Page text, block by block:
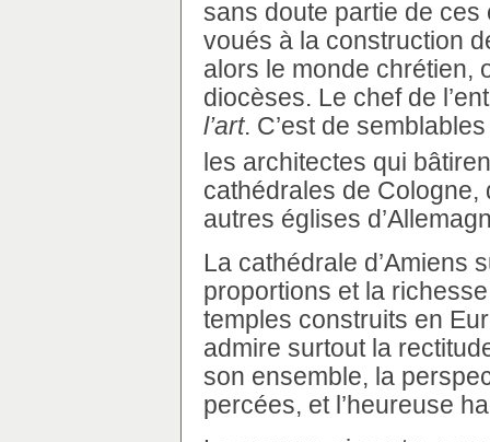
sans doute partie de ces
voués à la construction
alors le monde chrétien,
diocèses. Le chef de
l’art. C’est de
les architectes qui
cathédrales de Cologne,
autres églises
La cathédrale d’Amiens
proportions et la
temples construits en
admire surtout la
son ensemble, la
percées, et l’heureuse